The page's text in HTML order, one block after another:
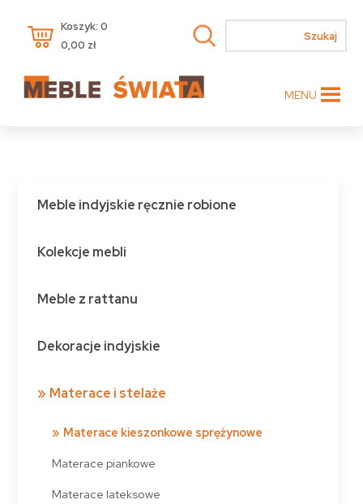
Koszyk: 0
0,00 zł
MENU
Meble indyjskie ręcznie robione
Kolekcje mebli
Meble z rattanu
Dekoracje indyjskie
Materace i stelaże
Materace kieszonkowe sprężynowe
Materace piankowe
Materace lateksowe